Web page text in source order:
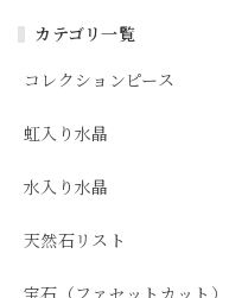
カテゴリ一覧
コレクションピース
虹入り水晶
水入り水晶
天然石リスト